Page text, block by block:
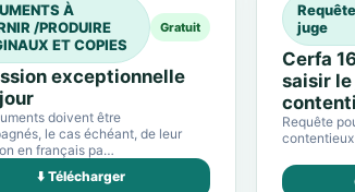
À
/PRODUIRE
ET COPIES
Gratuit
exceptionnelle
doivent être
le cas échéant, de leur
en français pa…
⬇️ Télécharger
juge
Cerfa
saisir
Requête